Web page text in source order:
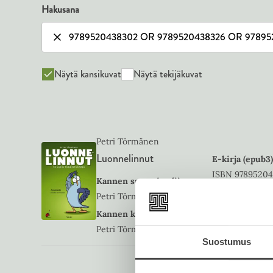
Suostumus
Hakusana
Näytä kansikuvat Näytä tekijäkuvat
Petri Törmänen
Luonnelinnut
Kannen suunnittelija
Petri Törmänen
Kannen kuvittaja
Petri Törmänen
E-kirja (epub3)
ISBN